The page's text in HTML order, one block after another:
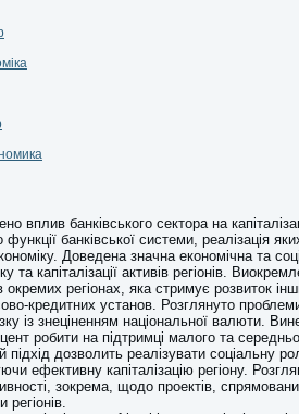
вплив банківського сектора на
банківської системи, реалізація
Доведена значна економічна та
та капіталізації активів регіонів.
окремих регіонах, яка стримує розвиток
кредитних установ. Розглянуто
із знеціненням національної валюти.
робити на підтримці малого та
підхід дозволить реалізувати соціальну
ефективну капіталізацію регіону.
зокрема, щодо проектів,
регіонів.